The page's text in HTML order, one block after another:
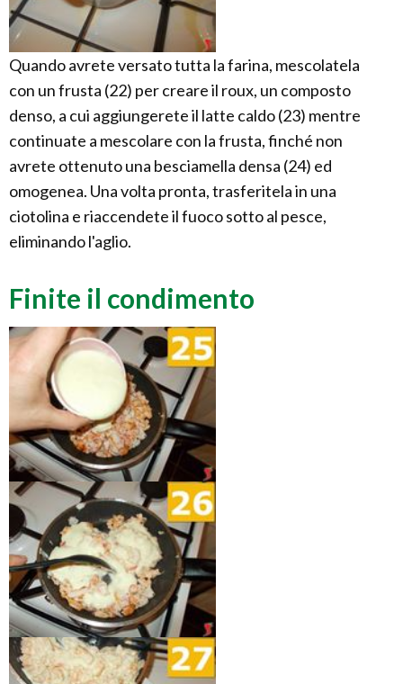
Quando avrete versato tutta la farina, mescolatela
con un frusta (22) per creare il roux, un composto
denso, a cui aggiungerete il latte caldo (23) mentre
continuate a mescolare con la frusta, finché non
avrete ottenuto una besciamella densa (24) ed
omogenea. Una volta pronta, trasferitela in una
ciotolina e riaccendete il fuoco sotto al pesce,
eliminando l'aglio.
Finite il condimento